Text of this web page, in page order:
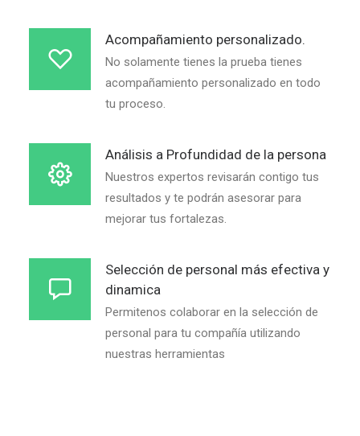
Acompañamiento personalizado.
No solamente tienes la prueba tienes
acompañamiento personalizado en todo
tu proceso.
Análisis a Profundidad de la persona
Nuestros expertos revisarán contigo tus
resultados y te podrán asesorar para
mejorar tus fortalezas.
Selección de personal más efectiva y
dinamica
Permitenos colaborar en la selección de
personal para tu compañía utilizando
nuestras herramientas